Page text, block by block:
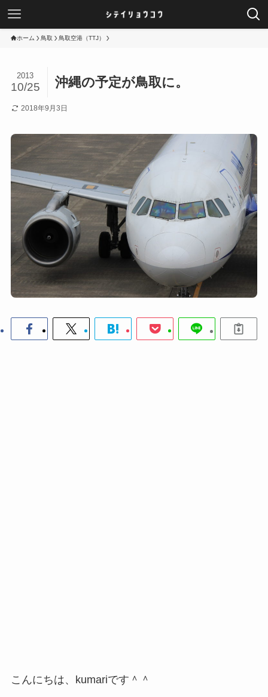
ホーム 鳥取 鳥取空港（TTJ）
沖縄の予定が鳥取に。
2013
10/25
2018年9月3日
こんにちは、kumariです＾＾